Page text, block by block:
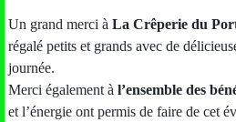
Un grand merci à La Crêperie du
régalé petits et grands avec de
journée.
Merci également à l’ensemble des
et l’énergie ont permis de faire de cet